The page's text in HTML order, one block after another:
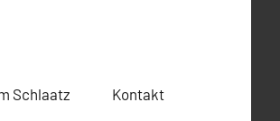
Schlaatz Kontakt